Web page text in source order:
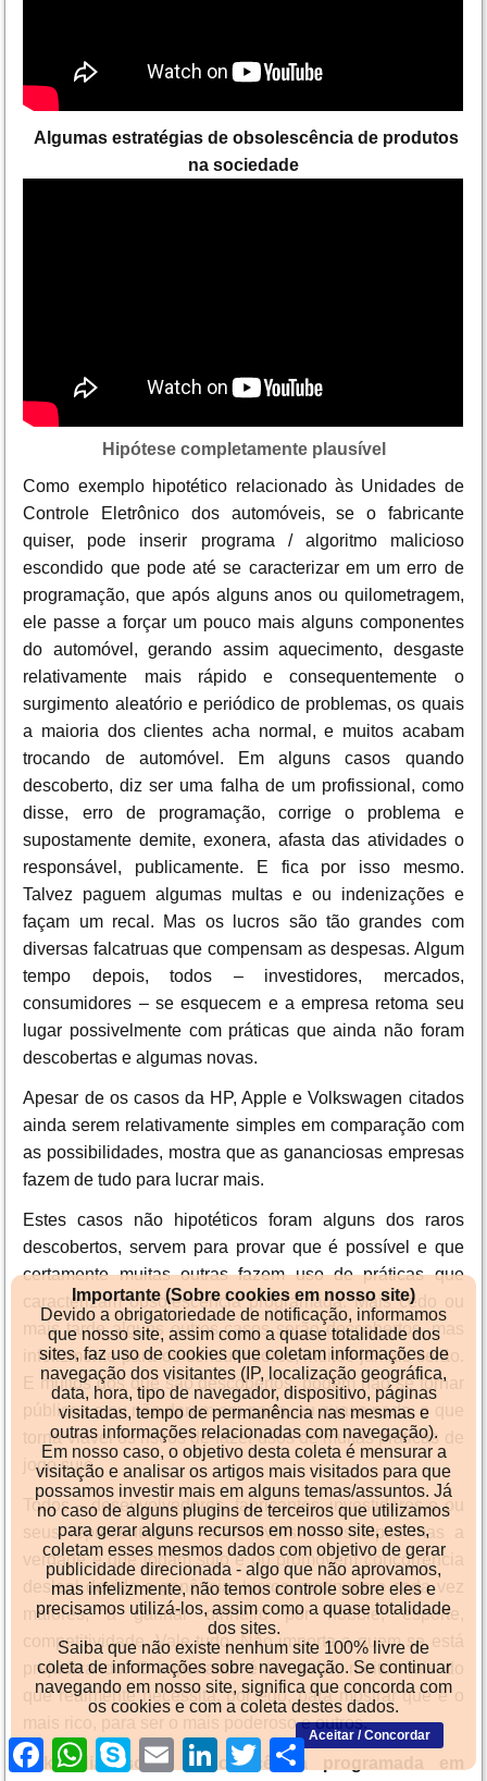
Algumas estratégias de obsolescência de produtos
na sociedade
Hipótese completamente plausível
Como exemplo hipotético relacionado às Unidades de
Controle Eletrônico dos automóveis, se o fabricante
quiser, pode inserir programa / algoritmo malicioso
escondido que pode até se caracterizar em um erro de
programação, que após alguns anos ou quilometragem,
ele passe a forçar um pouco mais alguns componentes
do automóvel, gerando assim aquecimento, desgaste
relativamente mais rápido e consequentemente o
surgimento aleatório e periódico de problemas, os quais
a maioria dos clientes acha normal, e muitos acabam
trocando de automóvel. Em alguns casos quando
descoberto, diz ser uma falha de um profissional, como
disse, erro de programação, corrige o problema e
supostamente demite, exonera, afasta das atividades o
responsável, publicamente. E fica por isso mesmo.
Talvez paguem algumas multas e ou indenizações e
façam um recal. Mas os lucros são tão grandes com
diversas falcatruas que compensam as despesas. Algum
tempo depois, todos – investidores, mercados,
consumidores – se esquecem e a empresa retoma seu
lugar possivelmente com práticas que ainda não foram
descobertas e algumas novas.
Apesar de os casos da HP, Apple e Volkswagen citados
ainda serem relativamente simples em comparação com
as possibilidades, mostra que as gananciosas empresas
fazem de tudo para lucrar mais.
Estes casos não hipotéticos foram alguns dos raros
descobertos, servem para provar que é possível e que
certamente muitas outras fazem uso de práticas que
caracterizam obsolescência programada. Mais cedo ou
mais tarde alguns outros casos serão descobertos, mas
infelizmente para os consumidores, muitos jamais serão.
E muitos dos que são descobertos, podem não se tornar
públicos e ou não darem em nada, ou quase nada, o que
torna viável os riscos de fazer usos de muitas práticas de
jogo sujo.
Todos – desenvolvedores, fabricantes, investidores e ou
seus representantes – dão diversas desculpas mas a
verdade é que jogam sujo e ou promovem concorrência
desleal devido a ganância, lucros contínuos e cada vez
maiores, a ganhar dinheiro por hobbie, esporte,
competitividade. Vale tudo. Não importa a quem se está
prejudicando. O importante é ter muito, muito mais do
que realmente necessita, por ego, para mostrar que é o
mais rico, para ser o mais poderoso e outros.
Wikipedia (sobre obsolescência programada em
FacebookWhatsApp
Skype Email LinkedInTwitterShare
Importante (Sobre cookies em nosso site)
Devido a obrigatoriedade de notificação, informamos
que nosso site, assim como a quase totalidade dos
sites, faz uso de cookies que coletam informações de
navegação dos visitantes (IP, localização geográfica,
data, hora, tipo de navegador, dispositivo, páginas
visitadas, tempo de permanência nas mesmas e
outras informações relacionadas com navegação).
Em nosso caso, o objetivo desta coleta é mensurar a
visitação e analisar os artigos mais visitados para que
possamos investir mais em alguns temas/assuntos. Já
no caso de alguns plugins de terceiros que utilizamos
para gerar alguns recursos em nosso site, estes,
coletam esses mesmos dados com objetivo de gerar
publicidade direcionada - algo que não aprovamos,
mas infelizmente, não temos controle sobre eles e
precisamos utilizá-los, assim como a quase totalidade
dos sites.
Saiba que não existe nenhum site 100% livre de
coleta de informações sobre navegação. Se continuar
navegando em nosso site, significa que concorda com
os cookies e com a coleta destes dados.
Aceitar / Concordar